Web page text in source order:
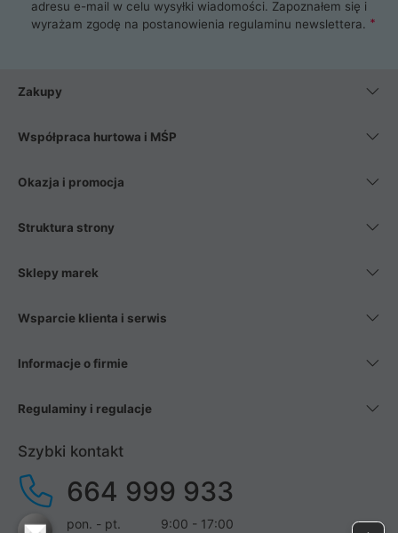
adresu e-mail w celu wysyłki wiadomości. Zapoznałem się i
wyrażam zgodę na postanowienia regulaminu newslettera.
Zakupy
Współpraca hurtowa i MŚP
Okazja i promocja
Struktura strony
Sklepy marek
Wsparcie klienta i serwis
Informacje o firmie
Regulaminy i regulacje
Szybki kontakt
664 999 933
pon. - pt.
9:00 - 17:00